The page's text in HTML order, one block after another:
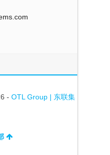
- OTL Group | 东联集